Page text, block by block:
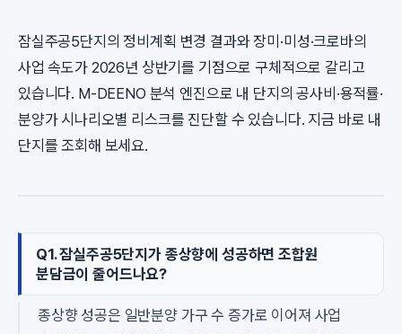
잠실주공5단지의 정비계획 변경 결과와 장미·미성·크로바의
사업 속도가 2026년 상반기를 기점으로 구체적으로 갈리고
있습니다. M-DEENO 분석 엔진으로 내 단지의 공사비·용적률·
분양가 시나리오별 리스크를 진단할 수 있습니다. 지금 바로 내
단지를 조회해 보세요.
Q1. 잠실주공5단지가 종상향에 성공하면 조합원
분담금이 줄어드나요?
종상향 성공은 일반분양 가구 수 증가로 이어져 사업